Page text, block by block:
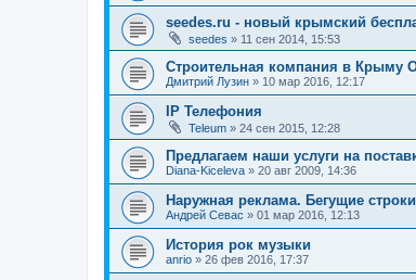
seedes.ru - новый крымский
seedes » 11 сен 2014, 15:53
Строительная компания в
Дмитрий Лузин » 10 мар 2016, 12:17
IP Телефония
Teleum » 24 сен 2015, 12:28
Предлагаем наши услуги на
Diana-Kiceleva » 20 авг 2009, 14:36
Наружная реклама. Бегущие
Андрей Севас » 01 мар 2016, 12:13
История рок музыки
anrio » 26 фев 2016, 17:37